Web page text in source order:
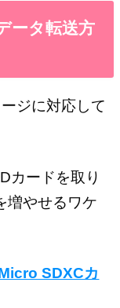
ータ転送方
ジに対応して
カードを取り
増やせるワケ
SDXCカ